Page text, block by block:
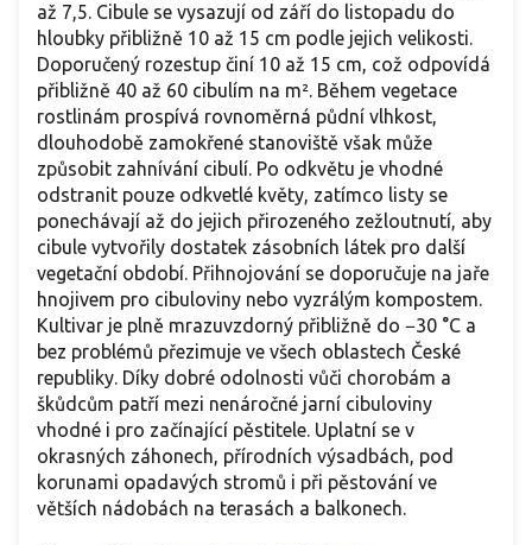
až 7,5. Cibule se vysazují od září do listopadu do
hloubky přibližně 10 až 15 cm podle jejich velikosti.
Doporučený rozestup činí 10 až 15 cm, což odpovídá
přibližně 40 až 60 cibulím na m². Během vegetace
rostlinám prospívá rovnoměrná půdní vlhkost,
dlouhodobě zamokřené stanoviště však může
způsobit zahnívání cibulí. Po odkvětu je vhodné
odstranit pouze odkvetlé květy, zatímco listy se
ponechávají až do jejich přirozeného zežloutnutí, aby
cibule vytvořily dostatek zásobních látek pro další
vegetační období. Přihnojování se doporučuje na jaře
hnojivem pro cibuloviny nebo vyzrálým kompostem.
Kultivar je plně mrazuvzdorný přibližně do −30 °C a
bez problémů přezimuje ve všech oblastech České
republiky. Díky dobré odolnosti vůči chorobám a
škůdcům patří mezi nenáročné jarní cibuloviny
vhodné i pro začínající pěstitele. Uplatní se v
okrasných záhonech, přírodních výsadbách, pod
korunami opadavých stromů i při pěstování ve
větších nádobách na terasách a balkonech.